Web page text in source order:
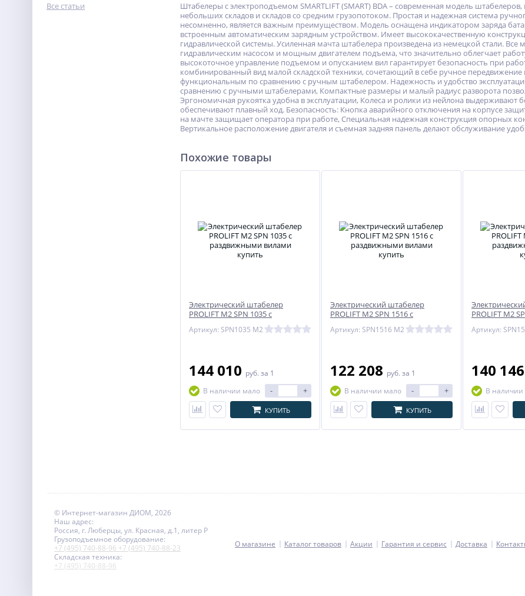
Все статьи
Штабелеры с электроподъемом SMARTLIFT (SMART) BDA – современная модель
небольших складов и складов со средним грузопотоком. Простая и надежная система
несомненно, является важным преимуществом. Модель оснащена индикатором заряда
встроенным автоматическим зарядным устройством. Имеет высококачественную
гидравлической системы. Усиленная мачта штабелера произведена из немецкой стали.
гидравлическим насосом и мощным двигателем подъема, что значительно облегчает
высокоточное управление подъемом и опусканием вил гарантирует безопасность при
комбинированный вид малой складской техники, сочетающий в себе ручное передвижение
функциональным по сравнению с ручным штабелером. Надежность и удобство
сравнению с ручными штабелерами, Компактные размеры и малый радиус разворота
Эргономичная рукоятка удобна в эксплуатации, Колеса и ролики из нейлона выдерживают
обеспечивают плавный ход. Безопасность: Кнопка аварийного отключения на корпусе
на мачте защищает оператора при работе, Специальная надежная конструкция опорных
Вертикальное расположение двигателя и съемная задняя панель делают обслуживание
Похожие товары
Электрический штабелер
PROLIFT M2 SPN 1035 с
раздвижными вилами
Артикул: SPN1035 M2
144 010 руб. за 1
В наличии мало
- +
КУПИТЬ
Электрический штабелер
PROLIFT M2 SPN 1516 с
раздвижными вилами
Артикул: SPN1516 M2
122 208 руб. за 1
В наличии мало
- +
КУПИТЬ
PROLIFT M2
Артикул:
140 146
В наличии
© Интернет-магазин ДИОМ, 2026
Наш адрес:
Россия, г. Люберцы, ул. Красная, д.1, литер Р
Грузоподъемное оборудование:
+7 (495) 740-88-96 +7 (495) 740-88-23
Складская техника:
+7 (495) 740-88-96
О магазине Каталог товаров Акции Гарантия и сервис Доставка